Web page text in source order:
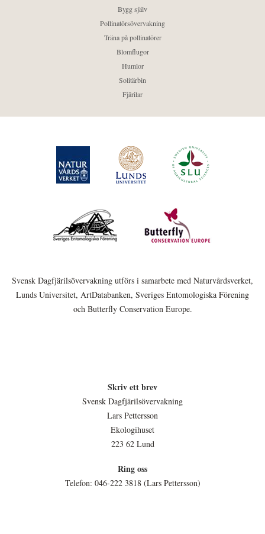
Bygg själv
Pollinatörsövervakning
Träna på pollinatörer
Blomflugor
Humlor
Solitärbin
Fjärilar
Svensk Dagfjärilsövervakning utförs i samarbete med Naturvårdsverket,
Lunds Universitet, ArtDatabanken, Sveriges Entomologiska Förening
och Butterfly Conservation Europe.
Skriv ett brev
Svensk Dagfjärilsövervakning
Lars Pettersson
Ekologihuset
223 62 Lund
Ring oss
Telefon: 046-222 3818 (Lars Pettersson)